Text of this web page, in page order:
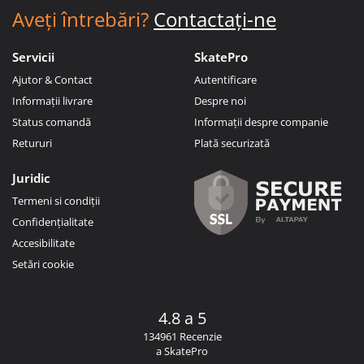
Aveți întrebări? Contactați-ne
Servicii
Ajutor & Contact
Informații livrare
Status comandă
Retururi
SkatePro
Autentificare
Despre noi
Informații despre companie
Plată securizată
Juridic
Termeni si condiții
Confidențialitate
Accesibilitate
Setări cookie
4.8 a 5
134961 Recenzie
a SkatePro